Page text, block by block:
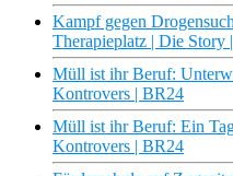
Kampf gegen
Therapieplatz | Die Story
Müll ist ihr Beruf:
Kontrovers | BR24
Müll ist ihr Beruf: Ein
Kontrovers | BR24